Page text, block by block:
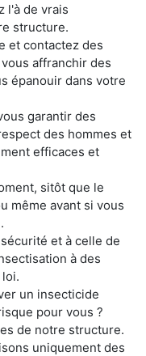
l'à de vrais
structure.
et contactez des
affranchir des
épanouir dans votre
garantir des
des hommes et
efficaces et
sitôt que le
même avant si vous
et à celle de
à des
un insecticide
pour vous ?
de notre structure.
uniquement des